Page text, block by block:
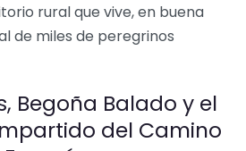
rural que vive, en buena
de miles de peregrinos
Begoña Balado y el
del Camino